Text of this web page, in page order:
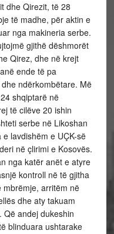
dhe Qirezit, të 28
të madhe, për aktin e
nga makineria serbe.
gjithë dëshmorët
Qirez, dhe në krejt
ende të pa
ndërkombëtare. Më
shqiptarë në
të cilëve 20 ishin
serbe në Likoshan
lavdishëm e UÇK-së
në çlirimi e Kosovës.
nga katër anët e atyre
kontroll në të gjitha
mbrëmje, arritëm në
dhe aty takuam
andej dukeshin
blinduara ushtarake